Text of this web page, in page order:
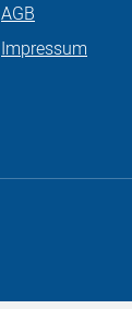
AGB
Impressum